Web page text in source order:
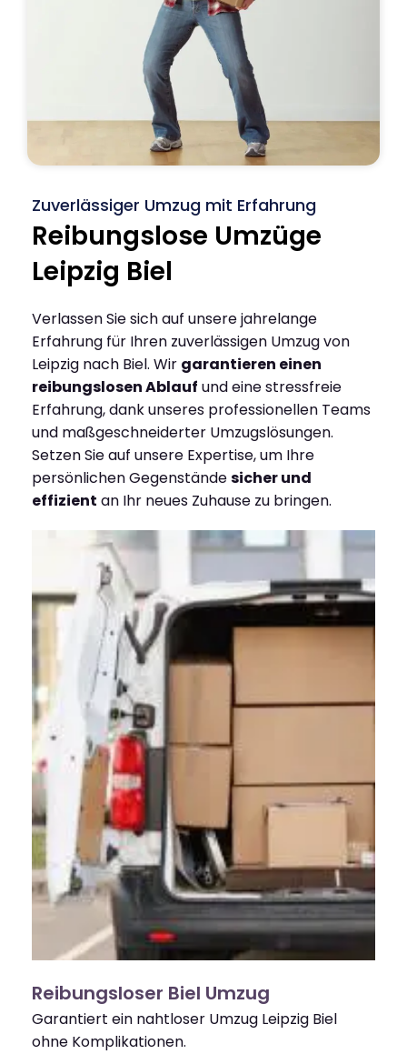
Zuverlässiger Umzug mit Erfahrung
Reibungslose Umzüge
Leipzig Biel
Verlassen Sie sich auf unsere jahrelange
Erfahrung für Ihren zuverlässigen Umzug von
Leipzig nach Biel. Wir garantieren einen
reibungslosen Ablauf und eine stressfreie
Erfahrung, dank unseres professionellen Teams
und maßgeschneiderter Umzugslösungen.
Setzen Sie auf unsere Expertise, um Ihre
persönlichen Gegenständesicher und
effizient an Ihr neues Zuhause zu bringen.
Reibungsloser Biel Umzug
Garantiert ein nahtloser Umzug Leipzig Biel
ohne Komplikationen.